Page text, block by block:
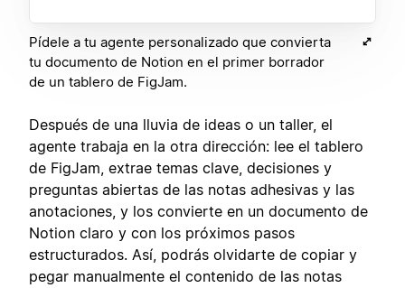
Pídele a tu agente personalizado que convierta
tu documento de Notion en el primer borrador
de un tablero de FigJam.
Después de una lluvia de ideas o un taller, el
agente trabaja en la otra dirección: lee el tablero
de FigJam, extrae temas clave, decisiones y
preguntas abiertas de las notas adhesivas y las
anotaciones, y los convierte en un documento de
Notion claro y con los próximos pasos
estructurados. Así, podrás olvidarte de copiar y
pegar manualmente el contenido de las notas